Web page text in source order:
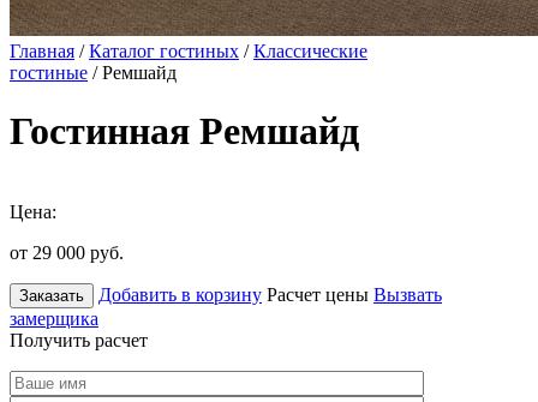
Главная /Каталог гостиных /Классические
гостиные / Ремшайд
Гостинная Ремшайд
Цена:
от 29 000 руб.
Заказать Добавить в корзину Расчет цены Вызвать
замерщика
Получить расчет